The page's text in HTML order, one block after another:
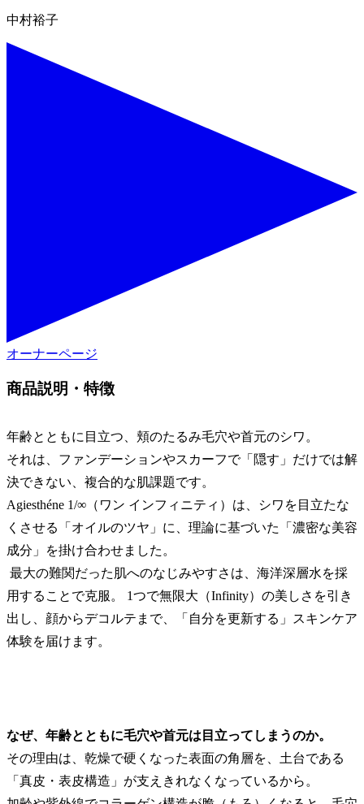
中村裕子
オーナーページ
商品説明・特徴
年齢とともに目立つ、頬のたるみ毛穴や首元のシワ。
それは、ファンデーションやスカーフで「隠す」だけでは解
決できない、複合的な肌課題です。
Agiesthéne 1/∞（ワン インフィニティ）は、シワを目立たな
くさせる「オイルのツヤ」に、理論に基づいた「濃密な美容
成分」を掛け合わせました。
最大の難関だった肌へのなじみやすさは、海洋深層水を採
用することで克服。 1つで無限大（Infinity）の美しさを引き
出し、顔からデコルテまで、「自分を更新する」スキンケア
体験を届けます。
なぜ、年齢とともに毛穴や首元は目立ってしまうのか。
その理由は、乾燥で硬くなった表面の角層を、土台である
「真皮・表皮構造」が支えきれなくなっているから。